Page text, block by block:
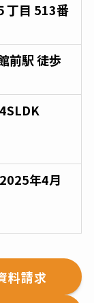
丁目 513番
前駅徒歩
4SLDK
2025年4月
料請求